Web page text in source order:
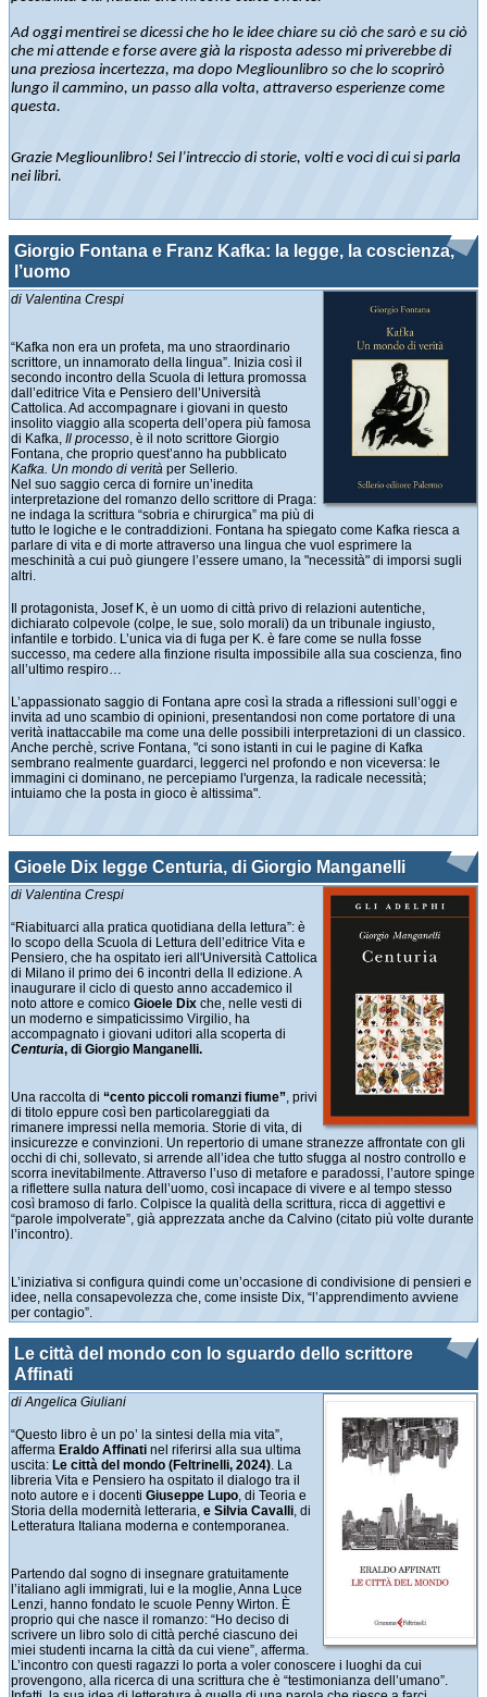
Ad oggi mentirei se dicessi che ho le idee chiare su ciò che sarò e su ciò
che mi attende e forse avere già la risposta adesso mi priverebbe di
una preziosa incertezza, ma dopo Megliounlibro so che lo scoprirò
lungo il cammino, un passo alla volta, attraverso esperienze come
questa.
Grazie Megliounlibro! Sei l’intreccio di storie, volti e voci di cui si parla
nei libri.
Giorgio Fontana e Franz Kafka: la legge, la coscienza,
l’uomo
di Valentina Crespi
“Kafka non era un profeta, ma uno straordinario
scrittore, un innamorato della lingua”. Inizia così il
secondo incontro della Scuola di lettura promossa
dall’editrice Vita e Pensiero dell’Università
Cattolica. Ad accompagnare i giovani in questo
insolito viaggio alla scoperta dell’opera più famosa
di Kafka, Il processo , è il noto scrittore Giorgio
Fontana, che proprio quest’anno ha pubblicato
Kafka. Un mondo di verità per Sellerio
Nel suo saggio cerca di fornire un’inedita
interpretazione del romanzo dello scrittore di Praga:
ne indaga la scrittura “sobria e chirurgica” ma più di
tutto le logiche e le contraddizioni. Fontana ha spiegato come Kafka riesca a
parlare di vita e di morte attraverso una lingua che vuol esprimere la
meschinità a cui può giungere l’essere umano, la "necessità" di imporsi sugli
altri.
Il protagonista, Josef K, è un uomo di città privo di relazioni autentiche,
dichiarato colpevole (colpe, le sue, solo morali) da un tribunale ingiusto,
infantile e torbido. L’unica via di fuga per K. è fare come se nulla fosse
successo, ma cedere alla finzione risulta impossibile alla sua coscienza, fino
all’ultimo respiro…
L’appassionato saggio di Fontana apre così la strada a riflessioni sull’oggi e
invita ad uno scambio di opinioni, presentandosi non come portatore di una
verità inattaccabile ma come una delle possibili interpretazioni di un classico.
Anche perchè, scrive Fontana, "ci sono istanti in cui le pagine di Kafka
sembrano realmente guardarci, leggerci nel profondo e non viceversa: le
immagini ci dominano, ne percepiamo l'urgenza, la radicale necessità;
intuiamo che la posta in gioco è altissima".
Gioele Dix legge Centuria, di Giorgio Manganelli
di Valentina Crespi
“Riabituarci alla pratica quotidiana della lettura”: è
lo scopo della Scuola di Lettura dell’editrice Vita e
Pensiero, che ha ospitato ieri all'Università Cattolica
di Milano il primo dei 6 incontri della II edizione. A
inaugurare il ciclo di questo anno accademico il
noto attore e comico Gioele Dix che, nelle vesti di
un moderno e simpaticissimo Virgilio, ha
accompagnato i giovani uditori alla scoperta di
Centuria, di Giorgio Manganelli.
Una raccolta di “cento piccoli romanzi fiume” , privi
di titolo eppure così ben particolareggiati da
rimanere impressi nella memoria. Storie di vita, di
insicurezze e convinzioni. Un repertorio di umane stranezze affrontate con gli
occhi di chi, sollevato, si arrende all’idea che tutto sfugga al nostro controllo e
scorra inevitabilmente. Attraverso l’uso di metafore e paradossi, l’autore spinge
a riflettere sulla natura dell’uomo, così incapace di vivere e al tempo stesso
così bramoso di farlo. Colpisce la qualità della scrittura, ricca di aggettivi e
“parole impolverate”, già apprezzata anche da Calvino (citato più volte durante
l’incontro).
L’iniziativa si configura quindi come un’occasione di condivisione di pensieri e
idee, nella consapevolezza che, come insiste Dix, “l’apprendimento avviene
per contagio”.
Le città del mondo con lo sguardo dello scrittore
Affinati
di Angelica Giuliani
“Questo libro è un po’ la sintesi della mia vita”,
afferma Eraldo Affinati nel riferirsi alla sua ultima
uscita: Le città del mondo (Feltrinelli, 2024) . La
libreria Vita e Pensiero ha ospitato il dialogo tra il
noto autore e i docenti Giuseppe Lupo , di Teoria e
Storia della modernità letteraria, e Silvia Cavalli , di
Letteratura Italiana moderna e contemporanea.
Partendo dal sogno di insegnare gratuitamente
l’italiano agli immigrati, lui e la moglie, Anna Luce
Lenzi, hanno fondato le scuole Penny Wirton. È
proprio qui che nasce il romanzo: “Ho deciso di
scrivere un libro solo di città perché ciascuno dei
miei studenti incarna la città da cui viene”, afferma.
L’incontro con questi ragazzi lo porta a voler conoscere i luoghi da cui
provengono, alla ricerca di una scrittura che è “testimonianza dell’umano”.